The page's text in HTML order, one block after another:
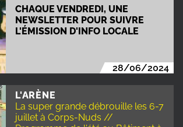
CHAQUE VENDREDI, UNE
NEWSLETTER POUR SUIVRE
L'ÉMISSION D'INFO LOCALE
28/06/2024
L'ARÈNE
La super grande débrouille les 6-7
juillet à Corps-Nuds //